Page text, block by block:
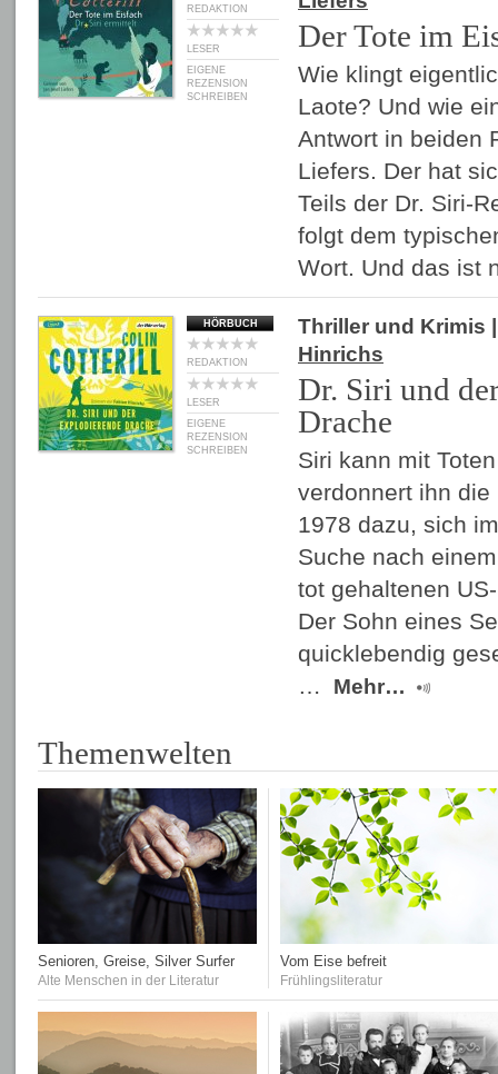
REDAKTION
LESER
EIGENE
REZENSION
SCHREIBEN
Der Tote im
Wie klingt
Laote? Und wie
Antwort in beiden
Liefers. Der hat
Teils der Dr. Siri-
folgt dem
Wort. Und das
HÖRBUCH
REDAKTION
LESER
EIGENE
REZENSION
SCHREIBEN
Thriller und Krimis
Hinrichs
Dr. Siri und
Drache
Siri kann mit
verdonnert ihn
1978 dazu, sich
Suche nach
tot gehaltenen
Der Sohn eines
quicklebendig
…
Mehr…
Themenwelten
Senioren, Greise, Silver Surfer
Alte Menschen in der Literatur
Vom Eise befreit
Frühlingsliteratur